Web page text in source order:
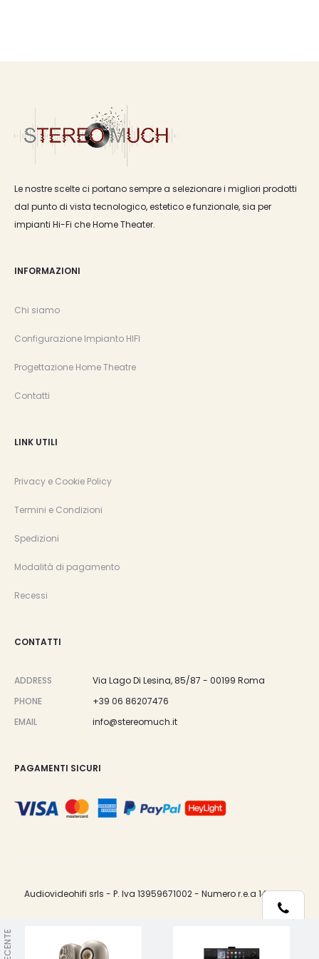
Le nostre scelte ci portano sempre a selezionare i migliori prodotti
dal punto di vista tecnologico, estetico e funzionale, sia per
impianti Hi-Fi che Home Theater.
INFORMAZIONI
Chi siamo
Configurazione Impianto HIFI
Progettazione Home Theatre
Contatti
LINK UTILI
Privacy e Cookie Policy
Termini e Condizioni
Spedizioni
Modalità di pagamento
Recessi
CONTATTI
ADDRESS
Via Lago Di Lesina, 85/87 - 00199 Roma
PHONE
+39 06 86207476
EMAIL
info@stereomuch.it
PAGAMENTI SICURI
Audiovideohifi srls - P. Iva 13959671002 - Numero r.e.a 1487033.